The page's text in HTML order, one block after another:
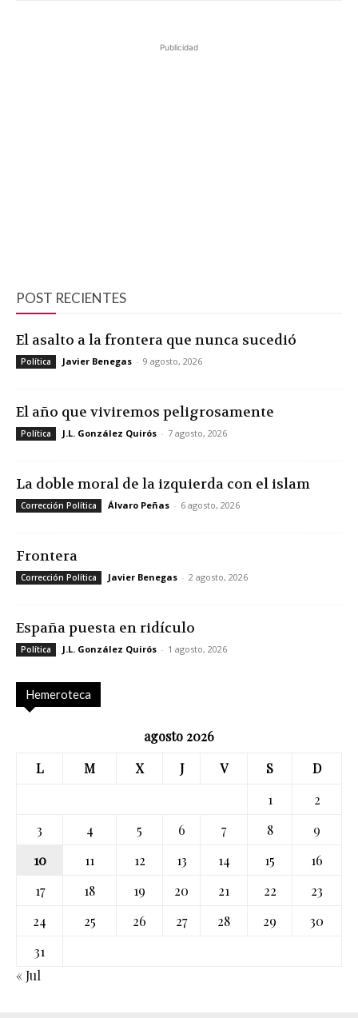
Publicidad
POST RECIENTES
El asalto a la frontera que nunca sucedió
Política Javier Benegas - 9 agosto, 2026
El año que viviremos peligrosamente
Política J.L. González Quirós - 7 agosto, 2026
La doble moral de la izquierda con el islam
Corrección Política Álvaro Peñas - 6 agosto, 2026
Frontera
Corrección Política Javier Benegas - 2 agosto, 2026
España puesta en ridículo
Política J.L. González Quirós - 1 agosto, 2026
Hemeroteca
agosto 2026
L
M X J V S
D
1
2
3
4 5 6 7 8
9
10
11 12 13 14 15
16
17
18 19 20 21 22
23
24
25 26 27 28 29
30
31
« Jul